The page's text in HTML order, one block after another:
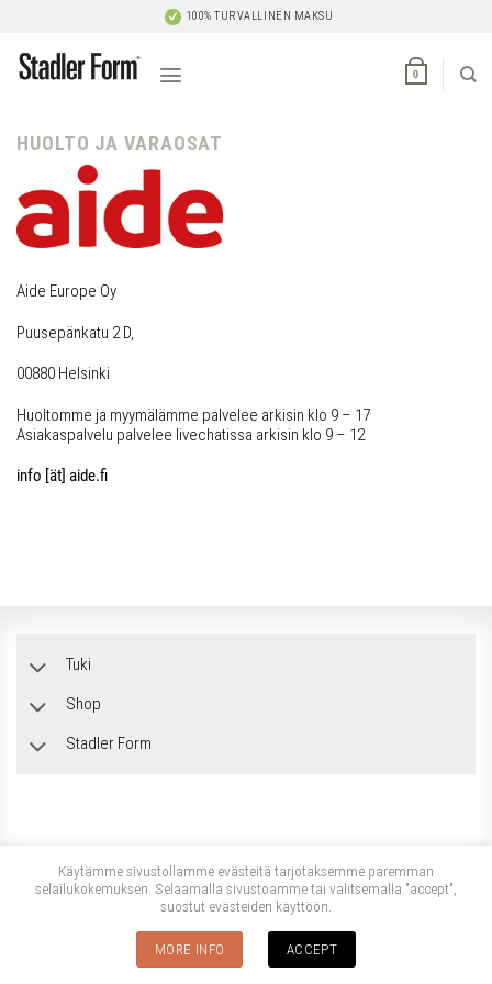
content
100% TURVALLINEN MAKSU
0
HUOLTO JA VARAOSAT
Aide Europe Oy
Puusepänkatu 2 D,
00880 Helsinki
Huoltomme ja myymälämme palvelee arkisin klo 9 – 17
Asiakaspalvelu palvelee livechatissa arkisin klo 9 – 12
info [ät] aide.fi
Tuki
Shop
Stadler Form
Copyright 2026 ©Stadler Form
Stadler Form Suomi sivuston tarjoaa Suomen Sähkötuonti Oy
Käytämme sivustollamme evästeitä tarjotaksemme paremman
selailukokemuksen. Selaamalla sivustoamme tai valitsemalla "accept",
suostut evästeiden käyttöön.
MORE INFO ACCEPT